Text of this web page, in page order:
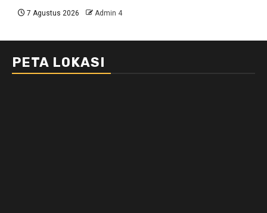
7 Agustus 2026 Admin 4
PETA LOKASI